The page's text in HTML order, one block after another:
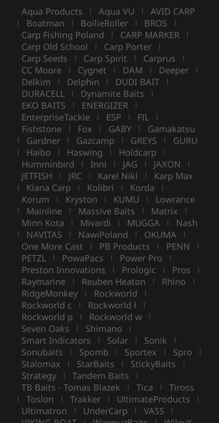
Aqua Products | Aqua VU | AVID CARP
| Boatman | BoilieRoller | BROS |
Carp Fishing Poland | CARP MARKER |
Carp Old School | Carp Porter |
Carp Seeds | Carp Spirit | Carprus |
CC Moore | Cygnet | DAM | Deeper |
Delkim | Delphin | DUDI BAIT |
DURACELL | Dynamite Baits |
EKO BAITS | ENERGIZER |
EnterpriseTackle | ESP | FIL |
Fishstone | Fox | GABY | Gamakatsu
| Gardner | Gazcamp | GREYS | GURU
| Haibo | Haswing | Holdcarp |
Humminbird | Inni | JAG | JAXON |
JETFISH | JRC | Karel Nikl | Karp Max
| Kiana Carp | Kolibri | Korda |
Korum | Kryston | KUMU | Lowrance
| Mainline | Massive Baits | Matrix |
Minn Kota | Mivardi | MUGGA | Nash
| NAVITAS | NawiPoland | OKUMA |
One More Cast | PB Products | PENN |
PETZL | PowaPacs | Power Pro |
Preston Innovations | Prologic | Pros |
Raymarine | Reuben Heaton | Rhino |
RidgeMonkey | Rockworld |
Rockworld c | Rockworld ł |
Rockworld p | Rockworld w |
Seven Oaks | Shimano |
Smart Indicators | Solar | Sonik |
Sonubaits | Spomb | Sportex | Spro |
Stalomax | StarBaits | StickyBaits |
Strategy | Tandem Baits |
TB Baits - Tomas Blazek | Tica | Tiross
| Toslon | Trakker | UltimateProducts |
Ultimatron | UnderCarp | VASS |